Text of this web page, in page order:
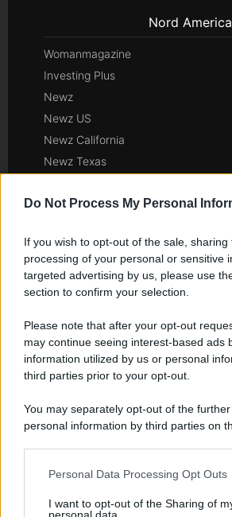
Do Not Process My Personal
If you wish to opt-out of the sale,
processing of your personal or sensitive
targeted advertising by us, please use
section to confirm your selection.
Please note that after your opt-out
may continue seeing interest-based ads
information utilized by us or personal
third parties prior to your opt-out.
You may separately opt-out of the
personal information by third parties on
This information may also be disclosed
disclose it to other third parties.
Personal Data Processing Opt Outs
I want to opt-out of the Sharing of
Nord America
Womanmagazine
Investing Plus
Newz
Newz US
Newz California
Newz Texas
Newz New York
Newz Illinois
Newz Ohio
Gameland
Scoop Mag
Lgbtqia News
Motors Magazine 365
Home Magazine 365